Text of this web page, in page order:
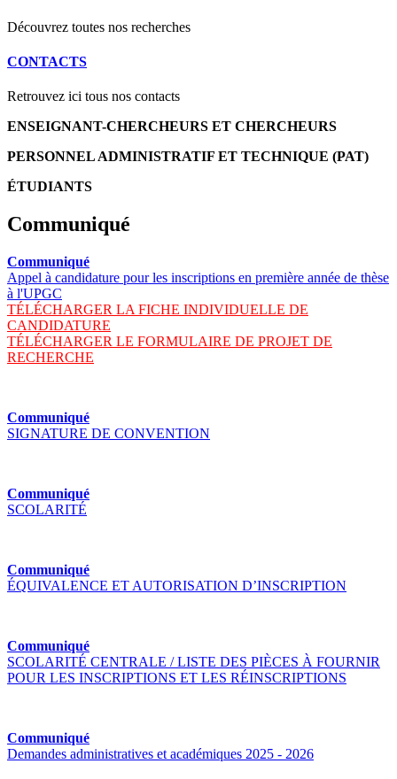
Découvrez toutes nos recherches
CONTACTS
Retrouvez ici tous nos contacts
ENSEIGNANT-CHERCHEURS ET CHERCHEURS
PERSONNEL ADMINISTRATIF ET TECHNIQUE (PAT)
ÉTUDIANTS
Communiqué
Communiqué
Appel à candidature pour les inscriptions en première année de thèse
à l'UPGC
TÉLÉCHARGER LA FICHE INDIVIDUELLE DE
CANDIDATURE
TÉLÉCHARGER LE FORMULAIRE DE PROJET DE
RECHERCHE
Communiqué
SIGNATURE DE CONVENTION
Communiqué
SCOLARITÉ
Communiqué
ÉQUIVALENCE ET AUTORISATION D’INSCRIPTION
Communiqué
SCOLARITÉ CENTRALE / LISTE DES PIÈCES À FOURNIR
POUR LES INSCRIPTIONS ET LES RÉINSCRIPTIONS
Communiqué
Demandes administratives et académiques 2025 - 2026